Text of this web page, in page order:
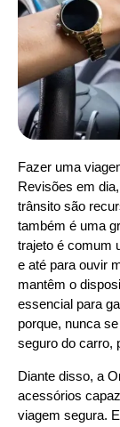
Fazer uma
Revisões em
trânsito são
também é uma
trajeto é comum
e até para ouvir
mantêm o
essencial para
porque, nunca
seguro do carro,
Diante disso, a
acessórios
viagem segura.